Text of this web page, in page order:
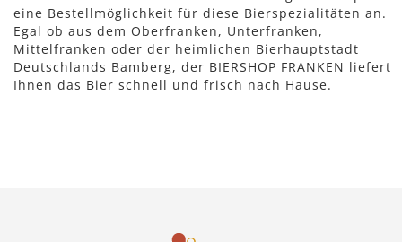
eine Bestellmöglichkeit für diese Bierspezialitäten an.
Egal ob aus dem Oberfranken, Unterfranken,
Mittelfranken oder der heimlichen Bierhauptstadt
Deutschlands Bamberg, der BIERSHOP FRANKEN liefert
Ihnen das Bier schnell und frisch nach Hause.